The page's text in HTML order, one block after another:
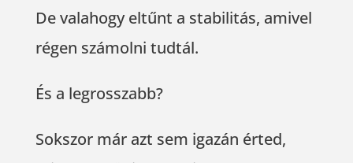
De valahogy eltűnt a stabilitás, amivel
régen számolni tudtál.
És a legrosszabb?
Sokszor már azt sem igazán érted,